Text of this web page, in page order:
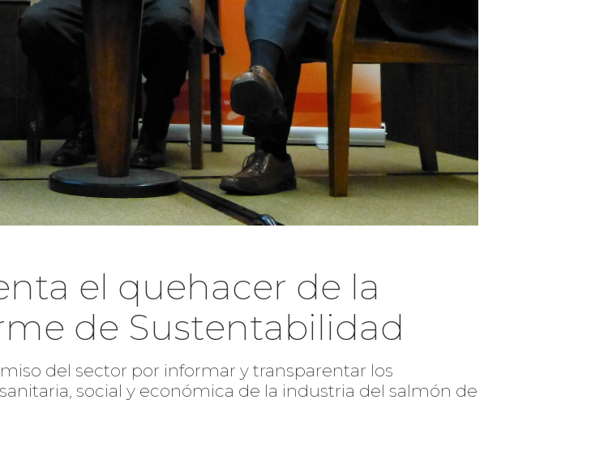
el quehacer de la
de Sustentabilidad
del sector por informar y transparentar los
social y económica de la industria del salmón de